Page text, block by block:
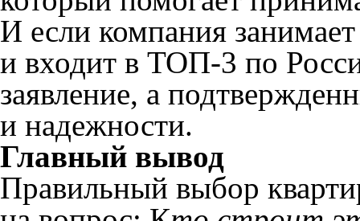
И если компания
и входит в ТОП-3 по
заявление, а
и надежности.
Главный вывод
Правильный выбор